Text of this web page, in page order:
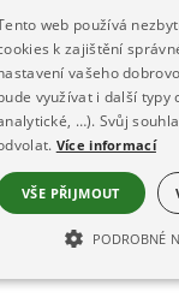
web používá
k zajištění
vašeho
využívat i další typy
…). Svůj
Více informací
VŠE PŘIJMOUT
PODROBNÉ
NEZBYTNĚ NUTNÉ